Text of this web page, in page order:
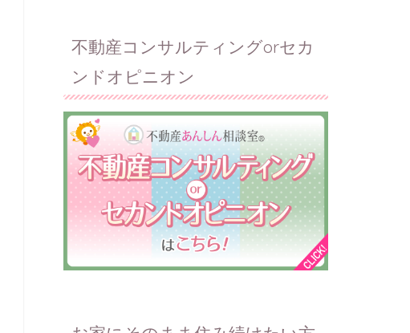
不動産コンサルティングorセカ
ンドオピニオン